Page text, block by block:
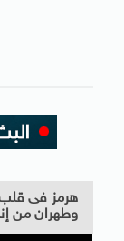
هرمز فى
وطهران من